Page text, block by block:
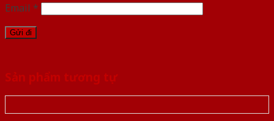
Email *
Sản phẩm tương tự